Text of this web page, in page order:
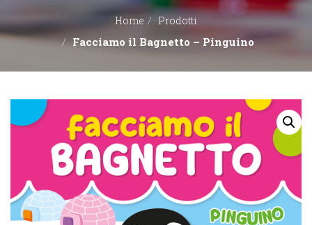
EDITORI
CONTATTACI
LIBRERIE
Home Prodotti
Facciamo il Bagnetto – Pinguino